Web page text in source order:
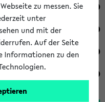
zu messen. Sie
unter
und mit der
Auf der Seite
Informationen zu den